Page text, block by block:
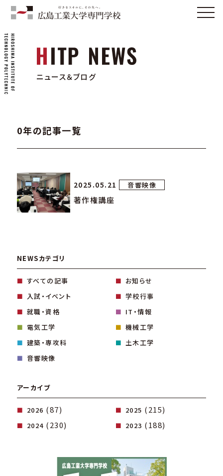
ニュース＆ブログ
0年の記事一覧
2025.05.21 音響映像
著作権講座
NEWSカテゴリ
すべての記事
お知らせ
入試・イベント
学校行事
就職・資格
IT・情報
電気工学
機械工学
建築・専攻科
土木工学
音響映像
アーカイブ
2026 (87) 2025 (215)
2024 (230) 2023 (188)